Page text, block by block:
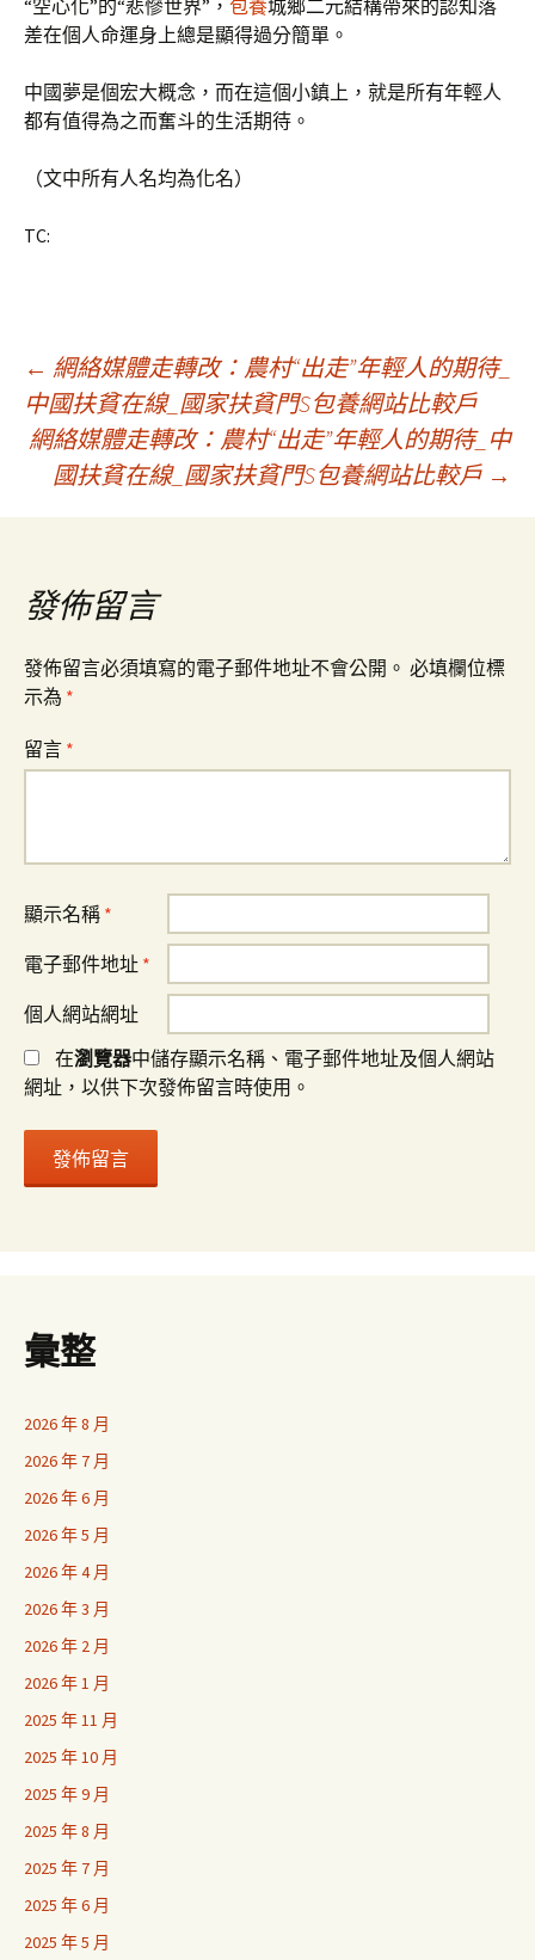
“空心化”的“悲慘世界”， 包養城鄉二元結構帶來的認知落
差在個人命運身上總是顯得過分簡單。
中國夢是個宏大概念，而在這個小鎮上，就是所有年輕人
都有值得為之而奮斗的生活期待。
（文中所有人名均為化名）
TC:
文
章
導
覽
← 網絡媒體走轉改：農村“出走”年輕人的期待_
中國扶貧在線_國家扶貧門S包養網站比較戶
網絡媒體走轉改：農村“出走”年輕人的期待_中
國扶貧在線_國家扶貧門S包養網站比較戶 →
發佈留言
發佈留言必須填寫的電子郵件地址不會公開。 必填欄位標
示為 *
留言 *
顯示名稱 *
電子郵件地址 *
個人網站網址
在瀏覽器中儲存顯示名稱、電子郵件地址及個人網站
網址，以供下次發佈留言時使用。
彙整
2026 年 8 月
2026 年 7 月
2026 年 6 月
2026 年 5 月
2026 年 4 月
2026 年 3 月
2026 年 2 月
2026 年 1 月
2025 年 11 月
2025 年 10 月
2025 年 9 月
2025 年 8 月
2025 年 7 月
2025 年 6 月
2025 年 5 月